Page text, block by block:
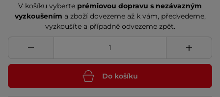
V košíku vyberte prémiovou dopravu s nezávazným
vyzkoušením a zboží dovezeme až k vám, předvedeme,
vyzkoušíte a případně odvezeme zpět.
Do košíku